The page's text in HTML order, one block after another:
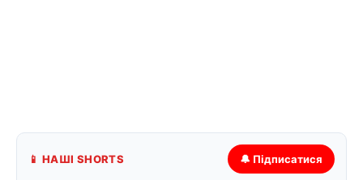
📱 НАШІ SHORTS 🔔 Підписатися